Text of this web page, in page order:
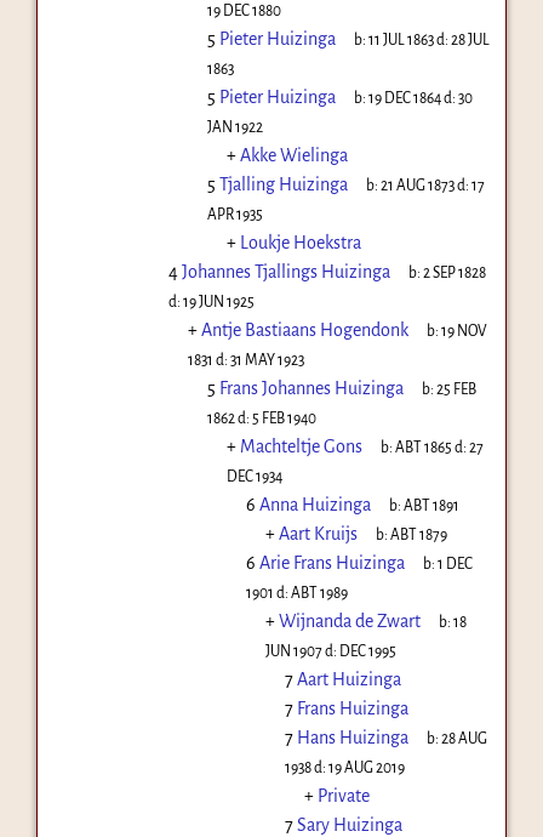
19 DEC 1880
5 Pieter Huizinga b:11 JUL 1863d:28 JUL
1863
5 Pieter Huizinga b:19 DEC 1864d:30
JAN 1922
+Akke Wielinga
5 Tjalling Huizinga b:21 AUG 1873d:17
APR 1935
+ Loukje Hoekstra
4Johannes Tjallings Huizinga b:2 SEP 1828
d: 19 JUN 1925
+Antje Bastiaans Hogendonk b:19 NOV
1831 d: 31 MAY 1923
5 Frans Johannes Huizinga b:25 FEB
1862 d: 5 FEB 1940
+ Machteltje Gons b:ABT 1865 d:27
DEC 1934
6 Anna Huizinga b:ABT 1891
+Aart Kruijs b:ABT 1879
6 Arie Frans Huizinga b:1 DEC
1901 d: ABT 1989
+Wijnanda de Zwart b:18
JUN 1907d: DEC 1995
7Aart Huizinga
7 Frans Huizinga
7 Hans Huizinga b:28 AUG
1938d: 19 AUG 2019
+ Private
7Sary Huizinga